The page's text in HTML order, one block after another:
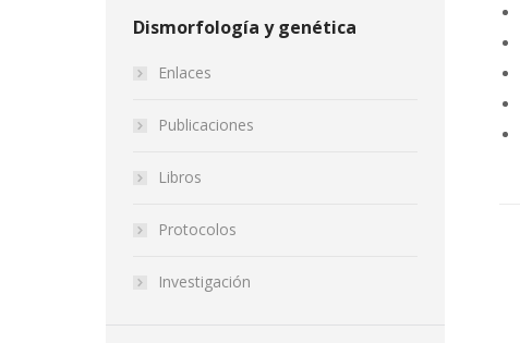
Dismorfología y genética
Enlaces
Publicaciones
Libros
Protocolos
Investigación